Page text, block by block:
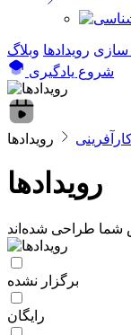
سازی رویداد‌ها وبلاگ
شروع یادگیری
رویدادها
رویدادها
شما طراحی شده‌اند
برگزار نشده
رایگان